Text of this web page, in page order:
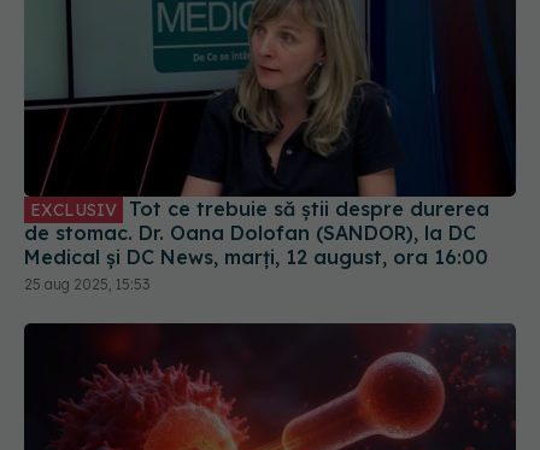
EXCLUSIV
de stomac. Dr. Oana Dolofan (SANDOR), la DC
Medical și DC News, marți, 12 august, ora 16:00
25 aug 2025, 15:53